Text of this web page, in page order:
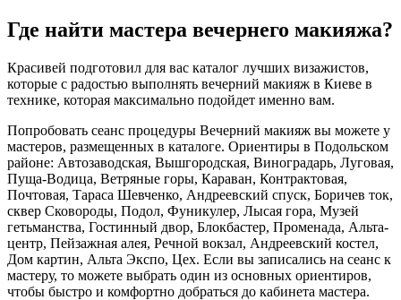
Где найти мастера вечернего макияжа?
Красивей подготовил для вас каталог лучших визажистов,
которые с радостью выполнять вечерний макияж в Киеве в
технике, которая максимально подойдет именно вам.
Попробовать сеанс процедуры Вечерний макияж вы можете у
мастеров, размещенных в каталоге. Ориентиры в Подольском
районе: Автозаводская, Вышгородская, Виноградарь, Луговая,
Пуща-Водица, Ветряные горы, Караван, Контрактовая,
Почтовая, Тараса Шевченко, Андреевский спуск, Боричев ток,
сквер Сковороды, Подол, Фуникулер, Лысая гора, Музей
гетьманства, Гостинный двор, Блокбастер, Променада, Альта-
центр, Пейзажная алея, Речной вокзал, Андреевский костел,
Дом картин, Альта Экспо, Цех. Если вы записались на сеанс к
мастеру, то можете выбрать один из основных ориентиров,
чтобы быстро и комфортно добраться до кабинета мастера.